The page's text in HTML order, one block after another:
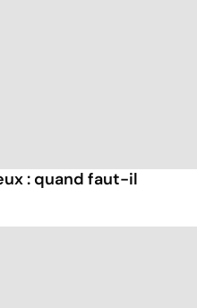
: quand faut-il